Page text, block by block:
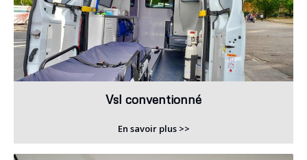
Vsl conventionné
En savoir plus >>